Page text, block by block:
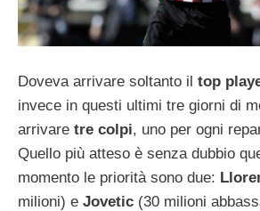
Doveva arrivare soltanto il top
invece in questi ultimi tre giorni di
arrivare tre colpi, uno per ogni
Quello più atteso è senza dubbio
momento le priorità sono due:
milioni) e Jovetic (30 milioni